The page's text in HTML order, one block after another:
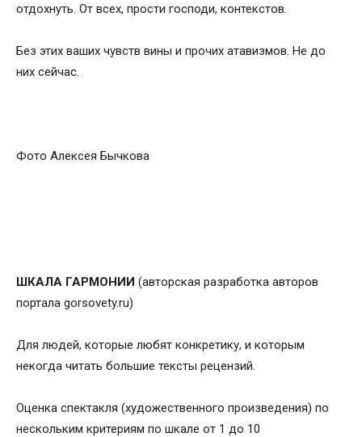
отдохнуть. От всех, прости господи, контекстов.
Без этих ваших чувств вины и прочих атавизмов. Не до
них сейчас.
Фото Алексея Бычкова
ШКАЛА ГАРМОНИИ (авторская разработка авторов
портала gorsovety.ru)
Для людей, которые любят конкретику, и которым
некогда читать большие тексты рецензий.
Оценка спектакля (художественного произведения) по
нескольким критериям по шкале от 1 до 10